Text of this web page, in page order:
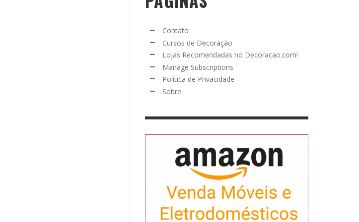
Contato
Cursos de Decoração
Lojas Recomendadas no Decoracao.com!
Manage Subscriptions
Política de Privacidade
Sobre